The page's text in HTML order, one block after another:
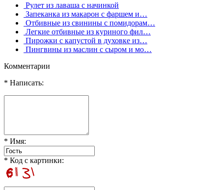
Рулет из лаваша с начинкой
Запеканка из макарон с фаршем и…
Отбивные из свинины с помидорам…
Легкие отбивные из куриного фил…
Пирожки с капустой в духовке из…
Пингвины из маслин с сыром и мо…
Комментарии
* Написать:
* Имя:
* Код с картинки: